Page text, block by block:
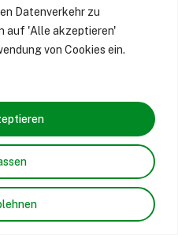
Datenverkehr zu
auf 'Alle akzeptieren'
von Cookies ein.